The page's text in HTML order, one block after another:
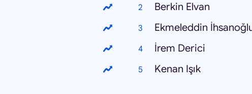
Berkin Elvan
Ekmeleddin
İrem Derici
Kenan Işık